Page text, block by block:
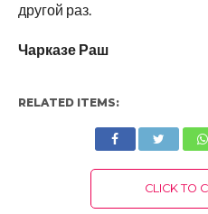
другой раз.
Чарказе Раш
RELATED ITEMS:
CLICK TO